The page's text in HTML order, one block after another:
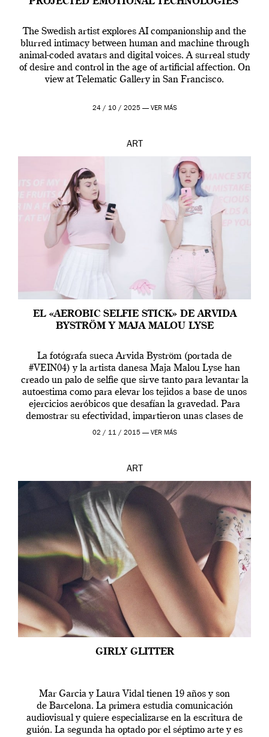
PROJECTED EMOTIONAL TECHNOLOGIES’
The Swedish artist explores AI companionship and the
blurred intimacy between human and machine through
animal-coded avatars and digital voices. A surreal study
of desire and control in the age of artificial affection. On
view at Telematic Gallery in San Francisco.
24 / 10 / 2025 — VER MÁS
ART
EL «AEROBIC SELFIE STICK» DE ARVIDA
BYSTRÖM Y MAJA MALOU LYSE
La fotógrafa sueca Arvida Byström (portada de
#VEIN04) y la artista danesa Maja Malou Lyse han
creado un palo de selfie que sirve tanto para levantar la
autoestima como para elevar los tejidos a base de unos
ejercicios aeróbicos que desafían la gravedad. Para
demostrar su efectividad, impartieron unas clases de
prueba en el Tate […]
02 / 11 / 2015 — VER MÁS
ART
GIRLY GLITTER
Mar Garcia y Laura Vidal tienen 19 años y son
de Barcelona. La primera estudia comunicación
audiovisual y quiere especializarse en la escritura de
guión. La segunda ha optado por el séptimo arte y es